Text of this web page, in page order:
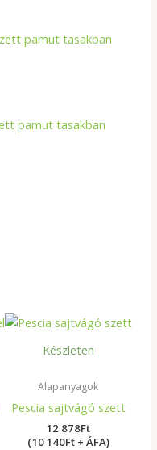
pamut tasakban
Készleten
Alapanyagok
Pescia sajtvágó szett
12 878Ft
(10 140Ft + ÁFA)